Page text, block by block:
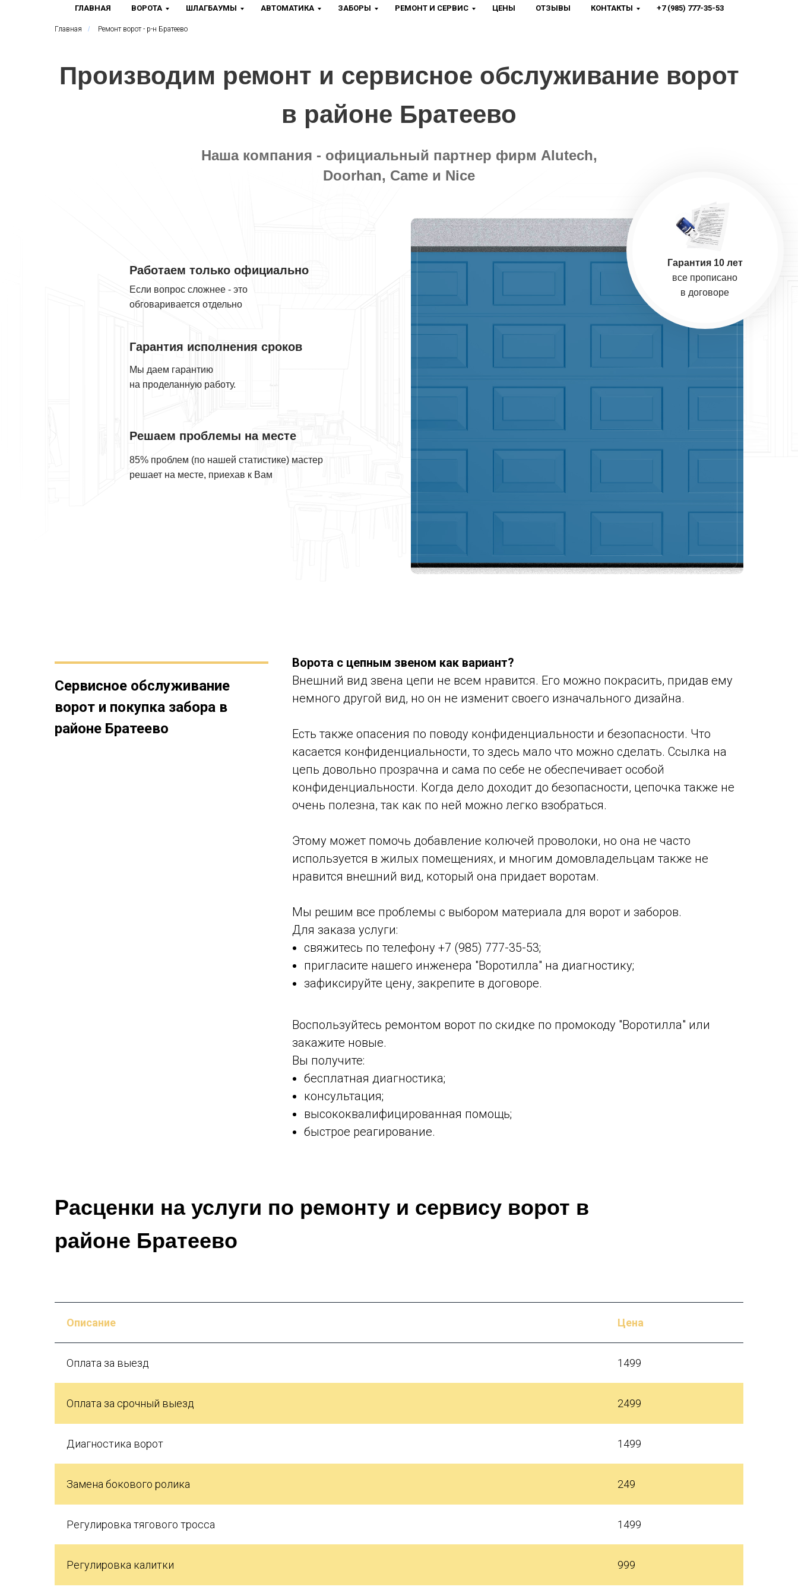
ГЛАВНАЯ ВОРОТА ШЛАГБАУМЫ АВТОМАТИКА ЗАБОРЫ РЕМОНТ И СЕРВИС ЦЕНЫ ОТЗЫВЫ КОНТАКТЫ +7 (985) 777-35-53
Главная / Ремонт ворот - р-н Братеево
Наша компания - официальный партнер фирм Alutech,
Doorhan, Came и Nice
Производим ремонт и сервисное обслуживание ворот
в районе Братеево
Гарантия 10 лет
все прописано
в договоре
Работаем только официально
Если вопрос сложнее - это
обговаривается отдельно
Гарантия исполнения сроков
Мы даем гарантию
на проделанную работу.
Решаем проблемы на месте
85% проблем (по нашей статистике) мастер
решает на месте, приехав к Вам
Сервисное обслуживание
ворот и покупка забора в
районе Братеево
Ворота с цепным звеном как вариант?
Внешний вид звена цепи не всем нравится. Его можно покрасить, придав ему
немного другой вид, но он не изменит своего изначального дизайна.
Есть также опасения по поводу конфиденциальности и безопасности. Что
касается конфиденциальности, то здесь мало что можно сделать. Ссылка на
цепь довольно прозрачна и сама по себе не обеспечивает особой
конфиденциальности. Когда дело доходит до безопасности, цепочка также не
очень полезна, так как по ней можно легко взобраться.
Этому может помочь добавление колючей проволоки, но она не часто
используется в жилых помещениях, и многим домовладельцам также не
нравится внешний вид, который она придает воротам.
Мы решим все проблемы с выбором материала для ворот и заборов.
Для заказа услуги:
свяжитесь по телефону +7 (985) 777-35-53;
пригласите нашего инженера "Воротилла" на диагностику;
зафиксируйте цену, закрепите в договоре.
Воспользуйтесь ремонтом ворот по скидке по промокоду "Воротилла" или
закажите новые.
Вы получите:
бесплатная диагностика;
консультация;
высококвалифицированная помощь;
быстрое реагирование.
Расценки на услуги по ремонту и сервису ворот в
районе Братеево
Описание Цена
Оплата за выезд 1499
Оплата за срочный выезд 2499
Диагностика ворот 1499
Замена бокового ролика 249
Регулировка тягового тросса 1499
Регулировка калитки 999